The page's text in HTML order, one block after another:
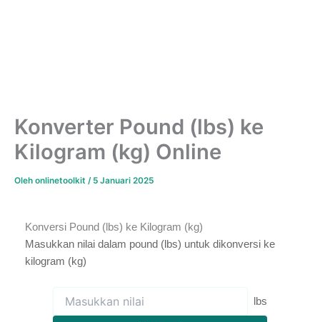
Konverter Pound (lbs) ke
Kilogram (kg) Online
Oleh onlinetoolkit / 5 Januari 2025
Konversi Pound (lbs) ke Kilogram (kg)
Masukkan nilai dalam pound (lbs) untuk dikonversi ke
kilogram (kg)
lbs